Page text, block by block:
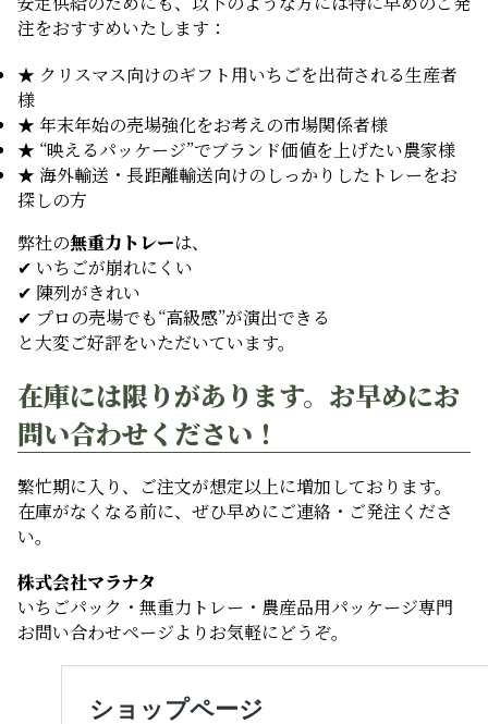
注をおすすめいたします：
★ クリスマス向けのギフト用いちごを出荷される生産者
様
★ 年末年始の売場強化をお考えの市場関係者様
★ “映えるパッケージ”でブランド価値を上げたい農家様
★ 海外輸送・長距離輸送向けのしっかりしたトレーをお
探しの方
弊社の無重力トレーは、
✔ いちごが崩れにくい
✔ 陳列がきれい
✔ プロの売場でも“高級感”が演出できる
と大変ご好評をいただいています。
在庫には限りがあります。お早めにお
問い合わせください！
繁忙期に入り、ご注文が想定以上に増加しております。
在庫がなくなる前に、ぜひ早めにご連絡・ご発注くださ
い。
株式会社マラナタ
いちごパック・無重力トレー・農産品用パッケージ専門
お問い合わせページよりお気軽にどうぞ。